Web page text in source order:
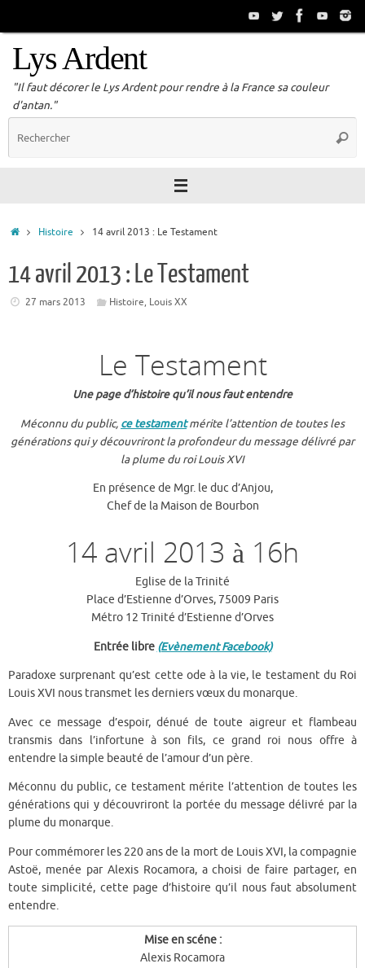
Lys Ardent
"Il faut décorer le Lys Ardent pour rendre à la France sa couleur
d'antan."
AccueilHistoire 14 avril 2013 : Le Testament
14 avril 2013 : Le Testament
27 mars 2013 Histoire, Louis XX
Le Testament
Une page d’histoire qu’il nous faut entendre
Méconnu du public, ce testamentmérite l’attention de toutes les
générations qui y découvriront la profondeur du message délivré par
la plume du roi Louis XVI
En présence de Mgr. le duc d’Anjou,
Chef de la Maison de Bourbon
14 avril 2013 à 16h
Eglise de la Trinité
Place d’Estienne d’Orves, 75009 Paris
Métro 12 Trinité d’Estienne d’Orves
Entrée libre (Evènement Facebook)
Paradoxe surprenant qu’est cette ode à la vie, le testament du Roi
Louis XVI nous transmet les derniers vœux du monarque.
Avec ce message d’espoir, dénué de toute aigreur et flambeau
transmis dans l’infortune à son fils, ce grand roi nous offre à
entendre la simple beauté de l’amour d’un père.
Méconnu du public, ce testament mérite l’attention de toutes les
générations qui y découvriront la portée du message délivré par la
plume du monarque.
Pour commémorer les 220 ans de la mort de Louis XVI, la compagnie
Astoë, menée par Alexis Rocamora, a choisi de faire partager, en
toute simplicité, cette page d’histoire qu’il nous faut absolument
entendre.
Mise en scéne :
Alexis Rocamora